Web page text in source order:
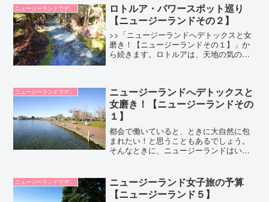
ニュージーランドでデトックス
ロトルア・パワースポット巡り
【ニュージーランドその２】
>>「ニュージーランドへデトックスと女
磨き！【ニュージーランドその１】」か
ら続きます。ロトルアは、天地の気のエ
イントマップ」を活用...
ニュージーランドでデトックス
ニュージーランドへデトックスと
女磨き！【ニュージーランドその
１】
都会で働いていると、ときに大自然に包
まれたい！と思うこともあるでしょう。
そんなときに、ニュージーランドはいか
豊富。何より日本から直行便が出ていて
航空運賃も手頃。心の中に...
ニュージーランドでデトックス
ニュージーランド女子旅の予算
【ニュージーランド５】